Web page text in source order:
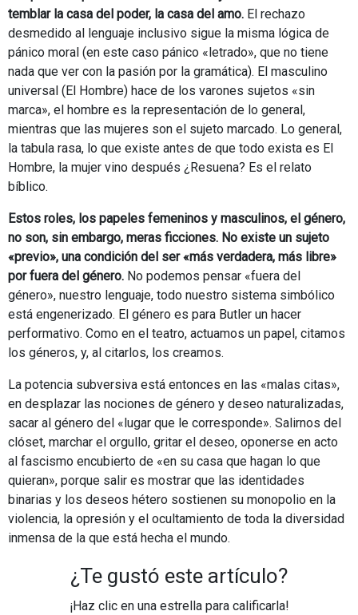
temblar la casa del poder, la casa del amo. El rechazo
desmedido al lenguaje inclusivo sigue la misma lógica de
pánico moral (en este caso pánico «letrado», que no tiene
nada que ver con la pasión por la gramática). El masculino
universal (El Hombre) hace de los varones sujetos «sin
marca», el hombre es la representación de lo general,
mientras que las mujeres son el sujeto marcado. Lo general,
la tabula rasa, lo que existe antes de que todo exista es El
Hombre, la mujer vino después ¿Resuena? Es el relato
bíblico.
Estos roles, los papeles femeninos y masculinos, el género,
no son, sin embargo, meras ficciones. No existe un sujeto
«previo», una condición del ser «más verdadera, más libre»
por fuera del género. No podemos pensar «fuera del
género», nuestro lenguaje, todo nuestro sistema simbólico
está engenerizado. El género es para Butler un hacer
performativo. Como en el teatro, actuamos un papel, citamos
los géneros, y, al citarlos, los creamos.
La potencia subversiva está entonces en las «malas citas»,
en desplazar las nociones de género y deseo naturalizadas,
sacar al género del «lugar que le corresponde». Salirnos del
clóset, marchar el orgullo, gritar el deseo, oponerse en acto
al fascismo encubierto de «en su casa que hagan lo que
quieran», porque salir es mostrar que las identidades
binarias y los deseos hétero sostienen su monopolio en la
violencia, la opresión y el ocultamiento de toda la diversidad
inmensa de la que está hecha el mundo.
¿Te gustó este artículo?
¡Haz clic en una estrella para calificarla!